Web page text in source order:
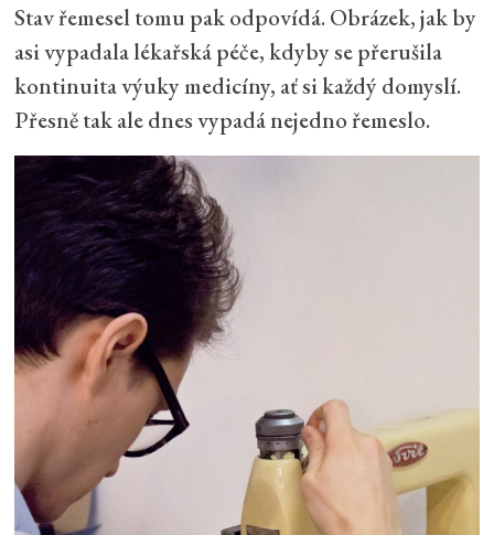
Stav řemesel tomu pak odpovídá. Obrázek, jak by
asi vypadala lékařská péče, kdyby se přerušila
kontinuita výuky medicíny, ať si každý domyslí.
Přesně tak ale dnes vypadá nejedno řemeslo.